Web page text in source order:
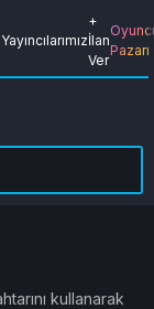
Yayıncılarımız
+
İlan
Ver
Pazarı
kullanarak